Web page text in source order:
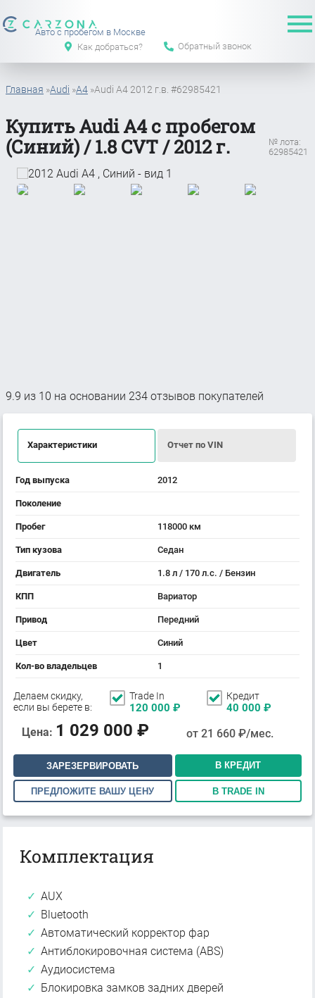
Авто с пробегом в Москве
Как добраться?
Обратный звонок
Главная »Audi »A4 »Audi A4 2012 г.в. #62985421
Купить Audi A4 с пробегом
(Синий) / 1.8 CVT / 2012 г.
№ лота:
62985421
9.9 из 10 на основании 234 отзывов покупателей
Характеристики Отчет по VIN
Год выпуска 2012
Поколение
Пробег 118000 км
Тип кузова Седан
Двигатель 1.8 л / 170 л.с. / Бензин
КПП Вариатор
Привод Передний
Цвет Синий
Кол-во владельцев 1
Делаем скидку,
если вы берете в:
Trade In
120 000 ₽
Кредит
40 000 ₽
Цена: 1 029 000 ₽ от 21 660₽/мес.
ЗАРЕЗЕРВИРОВАТЬ В КРЕДИТ
ПРЕДЛОЖИТЕ ВАШУ ЦЕНУ В TRADE IN
Комплектация
AUX
Bluetooth
Автоматический корректор фар
Антиблокировочная система (ABS)
Аудиосистема
Блокировка замков задних дверей